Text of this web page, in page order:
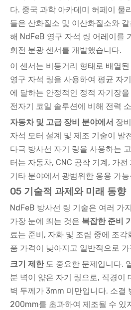
다. 중국 과학 아카데미 허페이 물
들은 산화질소 및 이산화질소와
해 NdFeB 영구 자석 링 어레이를
회전 분광 센서를 개발했습니다.
이 센서는 비등거리 형태로 배열
영구 자석 링을 사용하여 평균 자
에 달하는 안정적인 정적 자기장
전자기 코일 솔루션에 비해 전력
자동차 및 고급 장비 분야에서 장
자석 모터 설계 및 제조 기술이 발
다극 방사선 자기 링을 사용하는
터는 자동차, CNC 공작 기계, 가전
기타 분야에서 광범위한 응용 가
05 기술적 과제와 미래 동향
NdFeB 방사선 링 기술은 여러 가
가장 눈에 띄는 것은 복잡한 준비
료는 준비, 자화 및 조립 중에 조각
품 가격이 낮아지고 일반적으로
크기 제한 도 중요한 문제입니다.
분 벽이 얇은 자기 링으로, 직경이
벽 두께가 3mm 미만입니다. 소결
200mm를 초과하여 제조될 수 있